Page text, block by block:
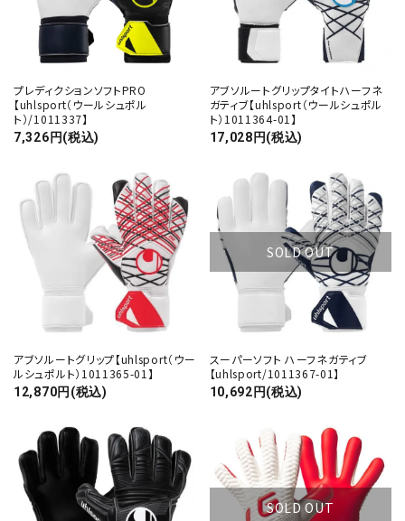
プレディクションソフトPRO
【uhlsport（ウールシュポル
ト）/1011337】
7,326円(税込)
アブソルートグリップタイトハーフネ
ガティブ【uhlsport（ウールシュポル
ト）1011364-01】
17,028円(税込)
アブソルートグリップ【uhlsport（ウー
ルシュポルト）1011365-01】
12,870円(税込)
SOLD OUT
スーパーソフト ハーフネガティブ
【uhlsport/1011367-01】
10,692円(税込)
SOLD OUT